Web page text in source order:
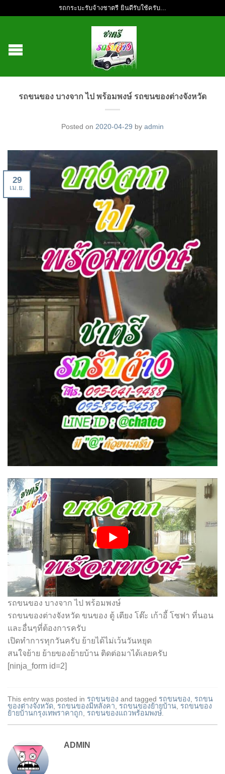
รถกระบะรับจ้างชาตรี ยินดีรับใช้ครับ...
รถขนของ บางจาก ไป พร้อมพงษ์ รถขนของต่างจังหวัด
Posted on 2020-04-29 by admin
29
เม.ย.
รถขนของ บางจาก ไป พร้อมพงษ์
รถขนของต่างจังหวัด ขนของ ตู้ เตียง โต๊ะ เก้าอี้ โซฟา ที่นอน
และอื่นๆที่ต้องการครับ
เปิดทำการทุกวันครับ ย้ายได้ไม่เว้นวันหยุด
สนใจย้าย ย้ายของย้ายบ้าน ติดต่อมาได้เลยครับ
[ninja_form id=2]
This entry was posted in รถขนของ and tagged รถขนของ, รถขน
ของต่างจังหวัด, รถขนของมีหลังคา, รถขนของย้ายบ้าน, รถขนของ
ย้ายบ้านกรุงเทพราคาถูก, รถขนของแถวพร้อมพงษ์.
ADMIN